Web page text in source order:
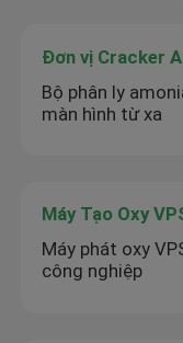
Đơn vị Cracker
Bộ phân ly
màn hình từ xa
Máy Tạo Oxy
Máy phát oxy
công nghiệp